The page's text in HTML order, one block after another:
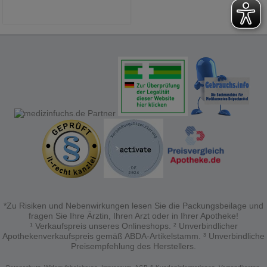
*Zu Risiken und Nebenwirkungen lesen Sie die Packungsbeilage und
fragen Sie Ihre Ärztin, Ihren Arzt oder in Ihrer Apotheke!
¹ Verkaufspreis unseres Onlineshops. ² Unverbindlicher
Apothekenverkaufspreis gemäß ABDA-Artikelstamm. ³ Unverbindliche
Preisempfehlung des Herstellers.